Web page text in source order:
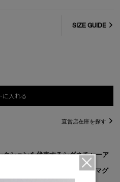
SIZE GUIDE
に入れる
直営店在庫を探す
クションを代表するシグネチャーア
クション限定のホッキョクグマグ